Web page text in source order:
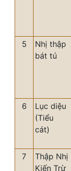
5
Nhị thập
bát tú
6
Lục diệu
(Tiểu
cát)
7
Thập Nhị
Kiến Trừ